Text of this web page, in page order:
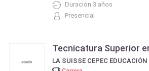
Duración 3 años
Presencial
Tecnicatura Superior